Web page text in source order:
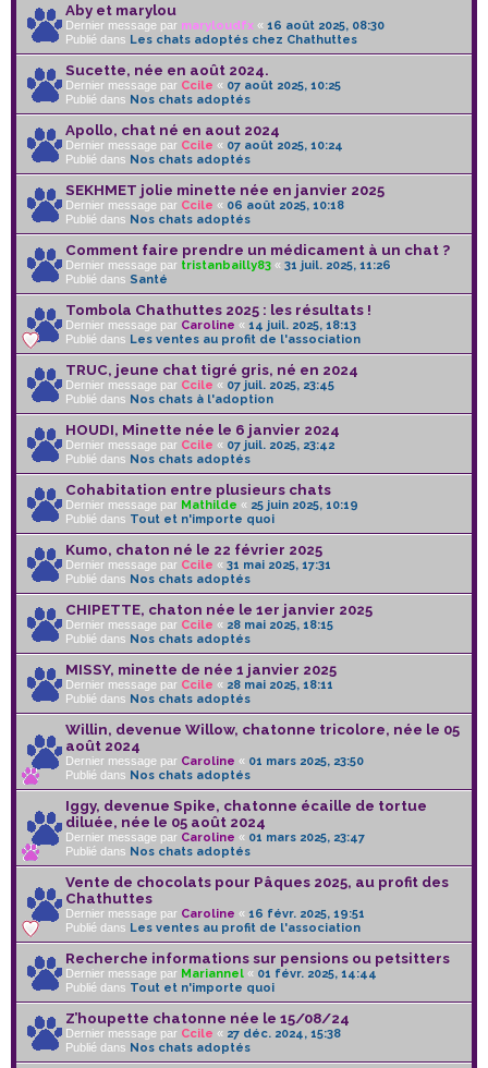
Aby et marylou
Dernier message par maryloudfx « 16 août 2025, 08:30
Publié dans Les chats adoptés chez Chathuttes
Sucette, née en août 2024.
Dernier message par Ccile « 07 août 2025, 10:25
Publié dans Nos chats adoptés
Apollo, chat né en aout 2024
Dernier message par Ccile « 07 août 2025, 10:24
Publié dans Nos chats adoptés
SEKHMET jolie minette née en janvier 2025
Dernier message par Ccile « 06 août 2025, 10:18
Publié dans Nos chats adoptés
Comment faire prendre un médicament à un chat ?
Dernier message par tristanbailly83 « 31 juil. 2025, 11:26
Publié dans Santé
Tombola Chathuttes 2025 : les résultats !
Dernier message par Caroline « 14 juil. 2025, 18:13
Publié dans Les ventes au profit de l'association
TRUC, jeune chat tigré gris, né en 2024
Dernier message par Ccile « 07 juil. 2025, 23:45
Publié dans Nos chats à l'adoption
HOUDI, Minette née le 6 janvier 2024
Dernier message par Ccile « 07 juil. 2025, 23:42
Publié dans Nos chats adoptés
Cohabitation entre plusieurs chats
Dernier message par Mathilde « 25 juin 2025, 10:19
Publié dans Tout et n'importe quoi
Kumo, chaton né le 22 février 2025
Dernier message par Ccile « 31 mai 2025, 17:31
Publié dans Nos chats adoptés
CHIPETTE, chaton née le 1er janvier 2025
Dernier message par Ccile « 28 mai 2025, 18:15
Publié dans Nos chats adoptés
MISSY, minette de née 1 janvier 2025
Dernier message par Ccile « 28 mai 2025, 18:11
Publié dans Nos chats adoptés
Willin, devenue Willow, chatonne tricolore, née le 05
août 2024
Dernier message par Caroline « 01 mars 2025, 23:50
Publié dans Nos chats adoptés
Iggy, devenue Spike, chatonne écaille de tortue
diluée, née le 05 août 2024
Dernier message par Caroline « 01 mars 2025, 23:47
Publié dans Nos chats adoptés
Vente de chocolats pour Pâques 2025, au profit des
Chathuttes
Dernier message par Caroline « 16 févr. 2025, 19:51
Publié dans Les ventes au profit de l'association
Recherche informations sur pensions ou petsitters
Dernier message par Mariannel « 01 févr. 2025, 14:44
Publié dans Tout et n'importe quoi
Z’houpette chatonne née le 15/08/24
Dernier message par Ccile « 27 déc. 2024, 15:38
Publié dans Nos chats adoptés